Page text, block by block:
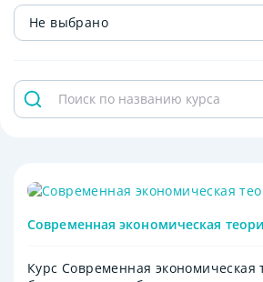
Не выбрано
Современная экономическая
Курс Современная экономическая